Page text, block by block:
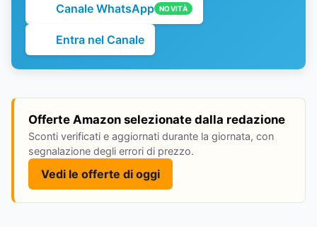
Canale WhatsApp NOVITÀ
Entra nel Canale
Offerte Amazon selezionate dalla redazione
Sconti verificati e aggiornati durante la giornata, con
segnalazione degli errori di prezzo.
Vedi le offerte di oggi